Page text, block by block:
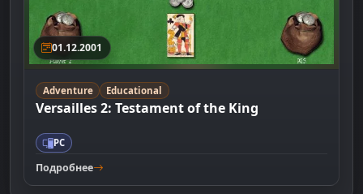
01.12.2001
Adventure Educational
Versailles 2: Testament of the King
PC
Подробнее